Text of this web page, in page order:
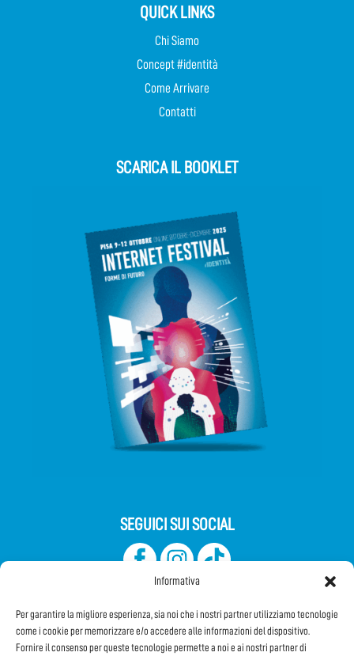
Informativa
Per garantire la migliore esperienza, sia noi che i nostri partner utilizziamo tecnologie
come i cookie per memorizzare e/o accedere alle informazioni del dispositivo.
Fornire il consenso per queste tecnologie permette a noi e ai nostri partner di
QUICK LINKS
Chi Siamo
Concept #identità
Come Arrivare
Contatti
SCARICA IL BOOKLET
SEGUICI SUI SOCIAL